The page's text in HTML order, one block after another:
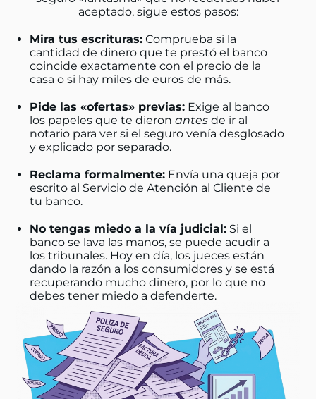
aceptado, sigue estos pasos:
Mira tus escrituras: Comprueba si la
cantidad de dinero que te prestó el banco
coincide exactamente con el precio de la
casa o si hay miles de euros de más.
Pide las «ofertas» previas: Exige al banco
los papeles que te dieronantes de ir al
notario para ver si el seguro venía desglosado
y explicado por separado.
Reclama formalmente: Envía una queja por
escrito al Servicio de Atención al Cliente de
tu banco.
No tengas miedo a la vía judicial: Si el
banco se lava las manos, se puede acudir a
los tribunales. Hoy en día, los jueces están
dando la razón a los consumidores y se está
recuperando mucho dinero, por lo que no
debes tener miedo a defenderte.